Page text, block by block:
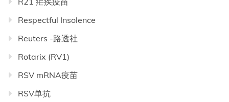
Respectful Insolence
Reuters -路透社
Rotarix (RV1)
RSV mRNA疫苗
RSV单抗